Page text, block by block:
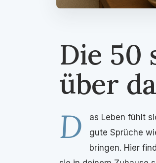
Die 50
über
D
as Leben fühlt
gute Sprüche
bringen. Hier